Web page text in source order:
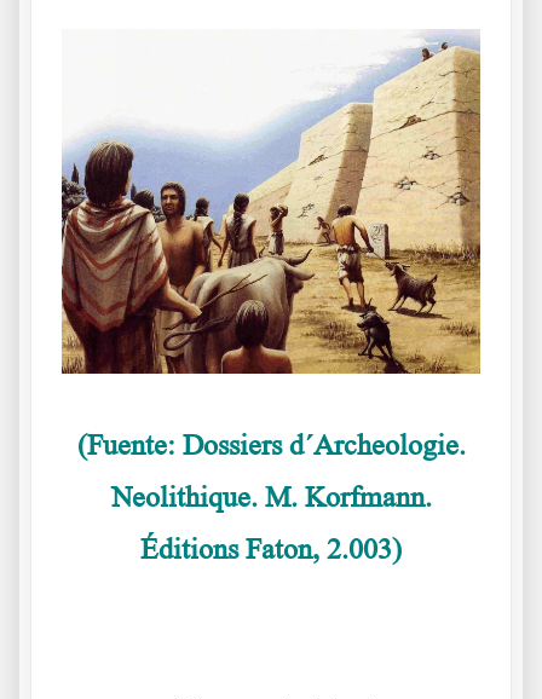
(Fuente: Dossiers d´Archeologie.
Neolithique. M. Korfmann.
Éditions Faton, 2.003)